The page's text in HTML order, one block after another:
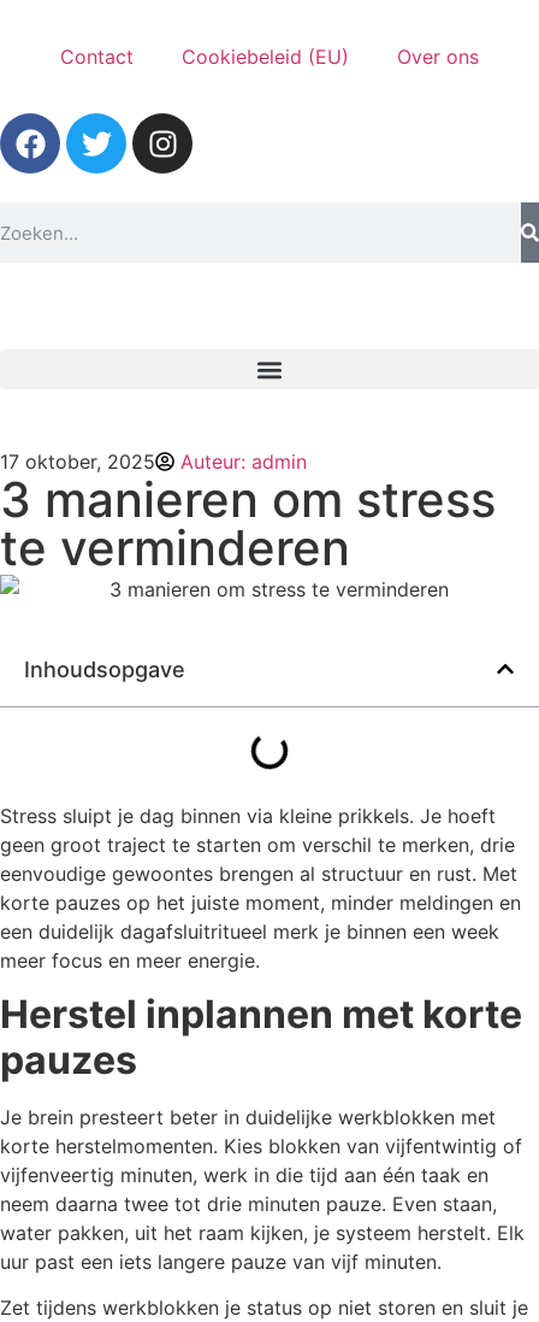
Contact Cookiebeleid (EU) Over ons
17 oktober, 2025 Auteur: admin
3 manieren om stress
te verminderen
Inhoudsopgave
Stress sluipt je dag binnen via kleine prikkels. Je hoeft
geen groot traject te starten om verschil te merken, drie
eenvoudige gewoontes brengen al structuur en rust. Met
korte pauzes op het juiste moment, minder meldingen en
een duidelijk dagafsluitritueel merk je binnen een week
meer focus en meer energie.
Herstel inplannen met korte
pauzes
Je brein presteert beter in duidelijke werkblokken met
korte herstelmomenten. Kies blokken van vijfentwintig of
vijfenveertig minuten, werk in die tijd aan één taak en
neem daarna twee tot drie minuten pauze. Even staan,
water pakken, uit het raam kijken, je systeem herstelt. Elk
uur past een iets langere pauze van vijf minuten.
Zet tijdens werkblokken je status op niet storen en sluit je